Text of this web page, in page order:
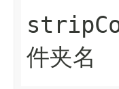
件夹名